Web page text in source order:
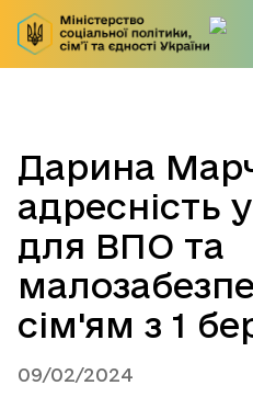
Дарина
адресність
для ВПО та
сім'ям з 1
09/02/2024